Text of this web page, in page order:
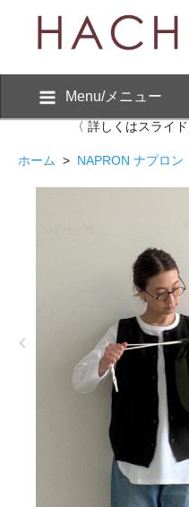
Menu/メニュー
〈 詳しくはスライ
ホーム > NAPRON ナプロン